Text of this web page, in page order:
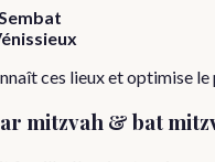
ces lieux et optimise
mitzvah & bat